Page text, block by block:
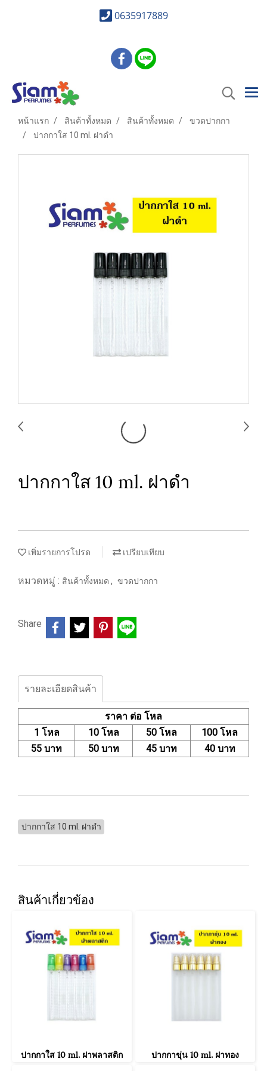
0635917889
หน้าแรก สินค้าทั้งหมด สินค้าทั้งหมด
ขวดปากกา
ปากกาใส 10 ml. ฝาดำ
ปากกาใส 10 ml. ฝาดำ
เพิ่มรายการโปรด เปรียบเทียบ
หมวดหมู่ : สินค้าทั้งหมด , ขวดปากกา
Share
รายละเอียดสินค้า
ราคา ต่อ โหล
1 โหล
10 โหล 50 โหล
100 โหล
55 บาท
50 บาท 45 บาท 40 บาท
ปากกาใส 10 ml. ฝาดำ
สินค้าเกี่ยวข้อง
ปากกาใส 10 ml. ฝาพลาสติก ปากกาขุ่น 10 ml. ฝาทอง